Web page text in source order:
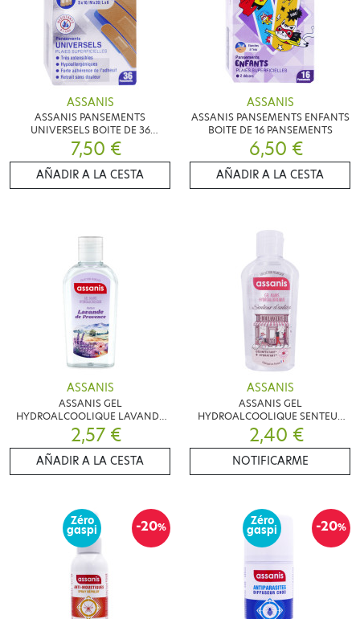
ASSANIS
ASSANIS PANSEMENTS
UNIVERSELS BOITE DE 36
PANSEMENTS
7,50 €
AÑADIR A LA CESTA
ASSANIS
ASSANIS PANSEMENTS ENFANTS
BOITE DE 16 PANSEMENTS
6,50 €
AÑADIR A LA CESTA
ASSANIS
ASSANIS GEL
HYDROALCOOLIQUE LAVANDE
DE PROVENCE 80ML
2,57 €
AÑADIR A LA CESTA
ASSANIS
ASSANIS GEL
HYDROALCOOLIQUE SENTEUR
D'ANTAN 80ML
2,40 €
NOTIFICARME
-20%
Zéro
gaspi -20%
Zéro
gaspi